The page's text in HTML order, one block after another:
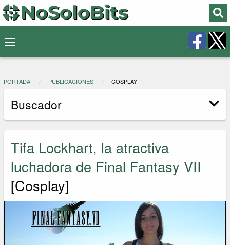
PORTADA PUBLICACIONES COSPLAY
Buscador
Tifa Lockhart, la atractiva
luchadora de Final Fantasy VII
[Cosplay]